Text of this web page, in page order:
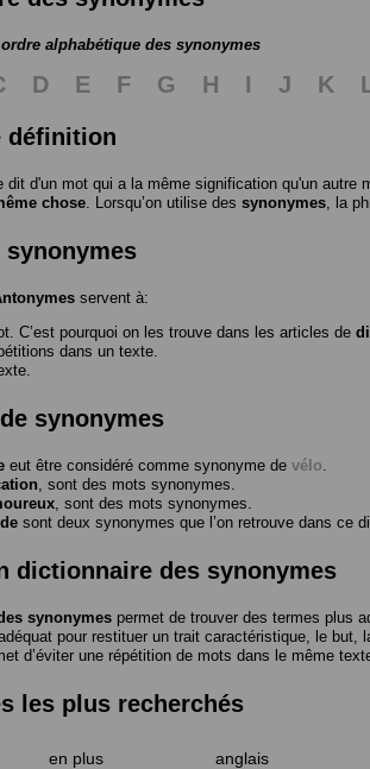
alphabétique des synonymes
D E F G H I J K
définition
dit d'un mot qui a la même signification qu'un autre
chose . Lorsqu’on utilise des synonymes , la
synonymes
servent à:
C’est pourquoi on les trouve dans les articles de
dans un texte.
synonymes
eut être considéré comme synonyme de vélo
, sont des mots synonymes.
, sont des mots synonymes.
sont deux synonymes que l’on retrouve dans ce
dictionnaire des synonymes
synonymes permet de trouver des termes plus
pour restituer un trait caractéristique, le
d’éviter une répétition de mots dans le même
les plus recherchés
en plus anglais